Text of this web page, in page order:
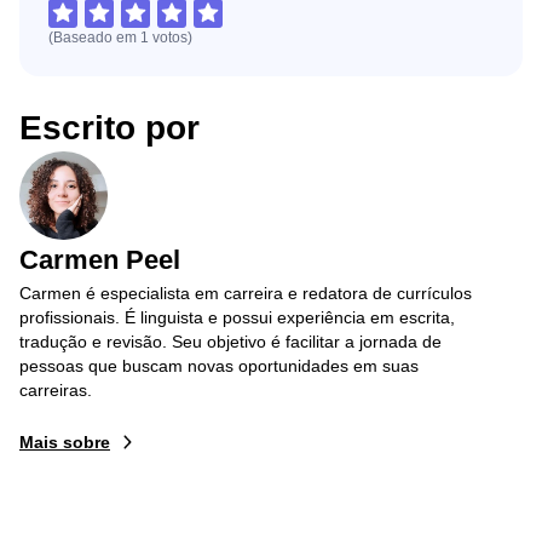
(Baseado em 1 votos)
Escrito por
Carmen Peel
Carmen é especialista em carreira e redatora de currículos
profissionais. É linguista e possui experiência em escrita,
tradução e revisão. Seu objetivo é facilitar a jornada de
pessoas que buscam novas oportunidades em suas
carreiras.
Mais sobre